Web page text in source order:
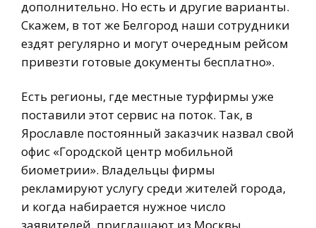
дополнительно. Но есть и другие варианты.
Скажем, в тот же Белгород наши сотрудники
ездят регулярно и могут очередным рейсом
привезти готовые документы бесплатно».
Есть регионы, где местные турфирмы уже
поставили этот сервис на поток. Так, в
Ярославле постоянный заказчик назвал свой
офис «Городской центр мобильной
биометрии». Владельцы фирмы
рекламируют услугу среди жителей города,
и когда набирается нужное число
заявителей, приглашают из Москвы